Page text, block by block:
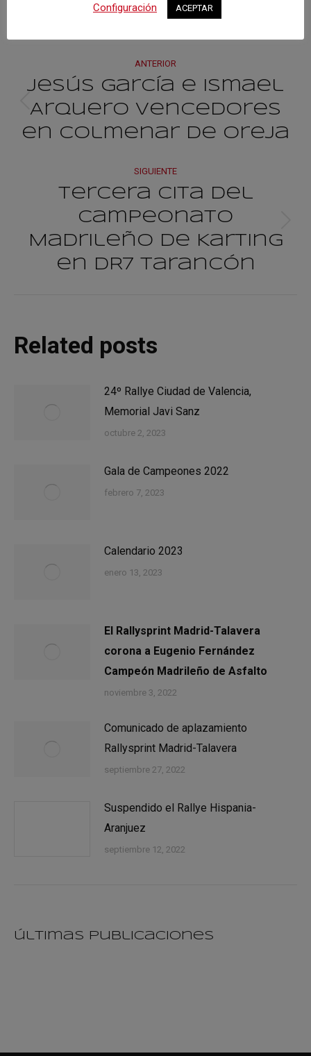
Navegación
entre
ANTERIOR
Publicación
anterior:
Jesús García e Ismael
Arquero vencedores
en Colmenar de Oreja
SIGUIENTE
siguiente:
Tercera cita del
Campeonato
Madrileño de Karting
en DR7 Tarancón
Related posts
24º Rallye Ciudad de Valencia,
Memorial Javi Sanz
octubre 2, 2023
Gala de Campeones 2022
febrero 7, 2023
Calendario 2023
enero 13, 2023
El Rallysprint Madrid-Talavera
corona a Eugenio Fernández
Campeón Madrileño de Asfalto
noviembre 3, 2022
Comunicado de aplazamiento
Rallysprint Madrid-Talavera
septiembre 27, 2022
Suspendido el Rallye Hispania-
Aranjuez
septiembre 12, 2022
últimas publicaciones
Configuración
ACEPTAR